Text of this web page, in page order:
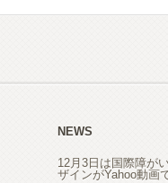
NEWS
12月3日は国際障が
ザインがYahoo動画